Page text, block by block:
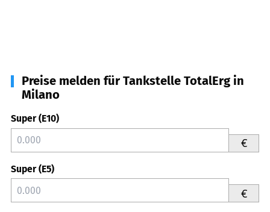
Preise melden für Tankstelle TotalErg in
Milano
Super (E10)
€
Super (E5)
€